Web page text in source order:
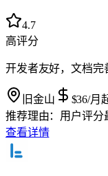
4.7
高评分
开发者友好，文档完
旧金山 $36/月
推荐理由： 用户评分
查看详情